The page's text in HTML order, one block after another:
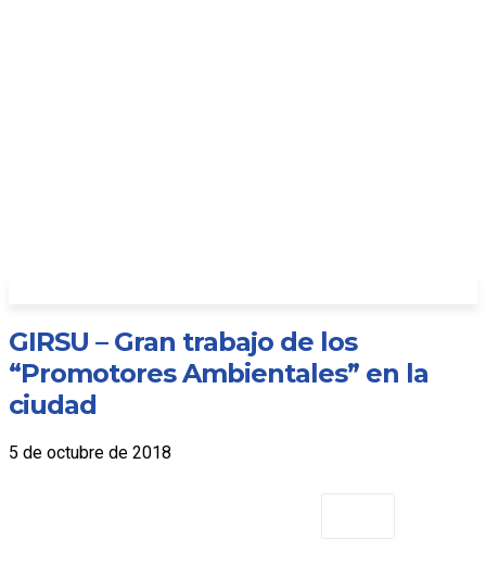
GIRSU – Gran trabajo de los
“Promotores Ambientales” en la
ciudad
5 de octubre de 2018